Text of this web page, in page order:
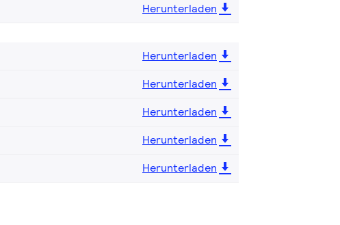
Herunterladen
Herunterladen
Herunterladen
Herunterladen
Herunterladen
Herunterladen